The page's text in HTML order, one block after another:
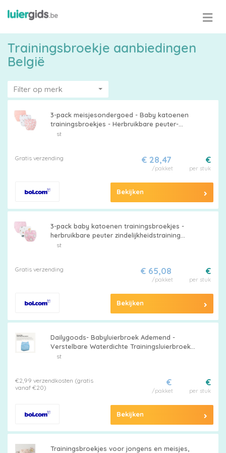
Maattabel
Kies
maat
Extra
korting
Trainingsbroekje aanbiedingen
België
Filter op merk
3-pack meisjesondergoed - Baby katoenen
trainingsbroekjes - Herbruikbare peuter-
toilettrainingsbroekjes - Ademende
st
Gratis verzending €
per stuk
€ 28,47
/pakket
Bekijken
3-pack baby katoenen trainingsbroekjes -
herbruikbare peuter zindelijkheidstraining
broekjes - roze + roze olifant + roze beer
st
Gratis verzending €
per stuk
€ 65,08
/pakket
Bekijken
Dailygoods- Babyluierbroek Ademend -
Verstelbare Waterdichte Trainingsluierbroek -
Luierondergoed voor Baby - TPU-folie -
st
€2,99 verzendkosten (gratis
vanaf €20)
€
per stuk
€
/pakket
Bekijken
Trainingsbroekjes voor jongens en meisjes,